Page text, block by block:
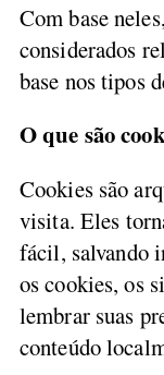
Com base
considerados
base nos tipos
O que são
Cookies são
visita. Eles
fácil, salvando
os cookies, os
lembrar suas
conteúdo